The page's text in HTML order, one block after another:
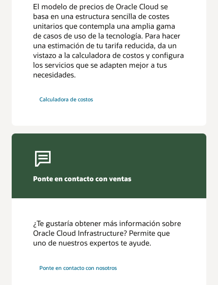
El modelo de precios de Oracle Cloud se
basa en una estructura sencilla de costes
unitarios que contempla una amplia gama
de casos de uso de la tecnología. Para hacer
una estimación de tu tarifa reducida, da un
vistazo a la calculadora de costos y configura
los servicios que se adapten mejor a tus
necesidades.
Calculadora de costos
Ponte en contacto con ventas
¿Te gustaría obtener más información sobre
Oracle Cloud Infrastructure? Permite que
uno de nuestros expertos te ayude.
Ponte en contacto con nosotros